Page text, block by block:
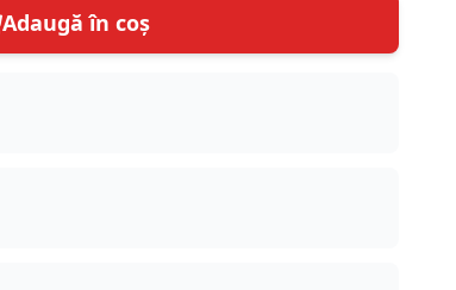
Adaugă în coș